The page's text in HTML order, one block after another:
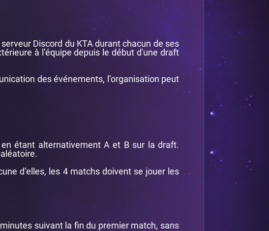
Discord du KTA durant chacun de ses
à l’équipe depuis le début d'une draft
des événements, l’organisation peut
étant alternativement A et B sur la draft.
d’elles, les 4 matchs doivent se jouer les
suivant la fin du premier match, sans